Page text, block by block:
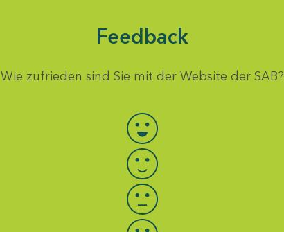
Feedback
Wie zufrieden sind Sie mit der Website der SAB?
Bewertung auswählen